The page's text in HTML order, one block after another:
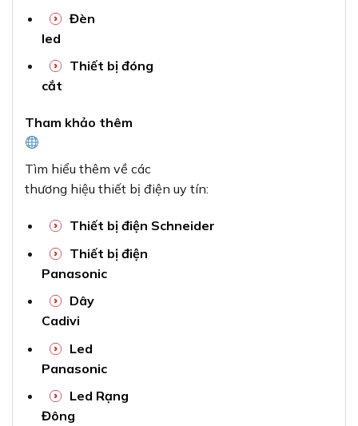
Đèn
led
Thiết bị đóng
cắt
Tham khảo thêm
Tìm hiểu thêm về các
thương hiệu thiết bị điện uy tín:
Thiết bị điện Schneider
Thiết bị điện
Panasonic
Dây
Cadivi
Led
Panasonic
Led Rạng
Đông